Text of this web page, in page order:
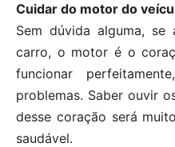
Cuidar do motor do
Sem dúvida alguma,
carro, o motor é o
funcionar
problemas. Saber ouvir
desse coração será
saudável.